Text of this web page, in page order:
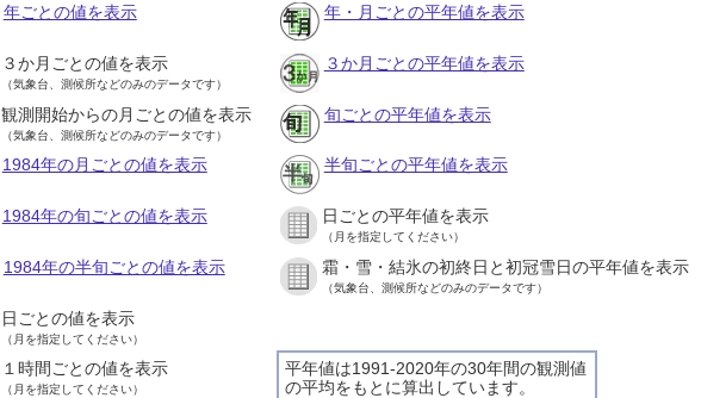
年ごとの値を表示 年・月ごとの平年値を表示
３か月ごとの値を表示
（気象台、測候所などのみのデータです）
３か月ごとの平年値を表示
観測開始からの月ごとの値を表示
（気象台、測候所などのみのデータです）
旬ごとの平年値を表示
1984年の月ごとの値を表示 半旬ごとの平年値を表示
1984年の旬ごとの値を表示 日ごとの平年値を表示
（月を指定してください）
1984年の半旬ごとの値を表示 霜・雪・結氷の初終日と初冠雪日の平年値を表示
（気象台、測候所などのみのデータです）
日ごとの値を表示
（月を指定してください）
平年値は1991-2020年の30年間の観測値
の平均をもとに算出しています。
１時間ごとの値を表示
（月を指定してください）